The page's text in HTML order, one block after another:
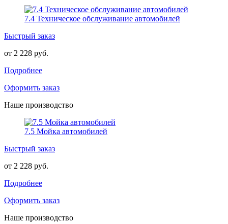
7.4 Техническое обслуживание автомобилей
Быстрый заказ
от 2 228 руб.
Подробнее
Оформить заказ
Наше производство
7.5 Мойка автомобилей
Быстрый заказ
от 2 228 руб.
Подробнее
Оформить заказ
Наше производство